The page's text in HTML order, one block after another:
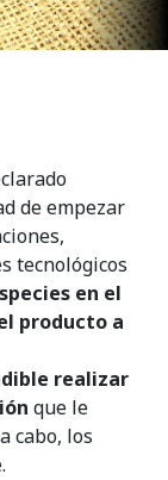
de empezar
tecnológicos
en el
producto a
realizar
que le
cabo, los